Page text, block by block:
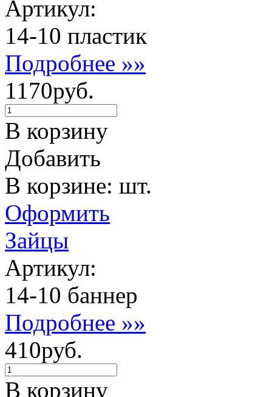
Артикул:
14-10 пластик
Подробнее »»
1170руб.
В корзину
Добавить
В корзине: шт.
Оформить
Зайцы
Артикул:
14-10 баннер
Подробнее »»
410руб.
В корзину